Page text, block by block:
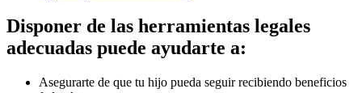
Disponer de las herramientas legales
adecuadas puede ayudarte a:
Asegurarte de que tu hijo pueda seguir recibiendo beneficios